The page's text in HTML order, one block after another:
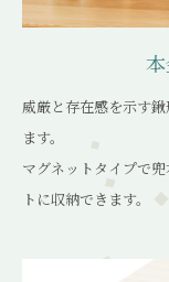
威厳と存在感を示す
ます。
マグネットタイプで
トに収納できます。